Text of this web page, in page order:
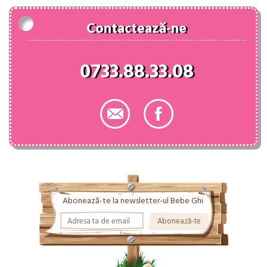
Contactează-ne
0733.88.33.08
Abonează-te la newsletter-ul Bebe Ghi